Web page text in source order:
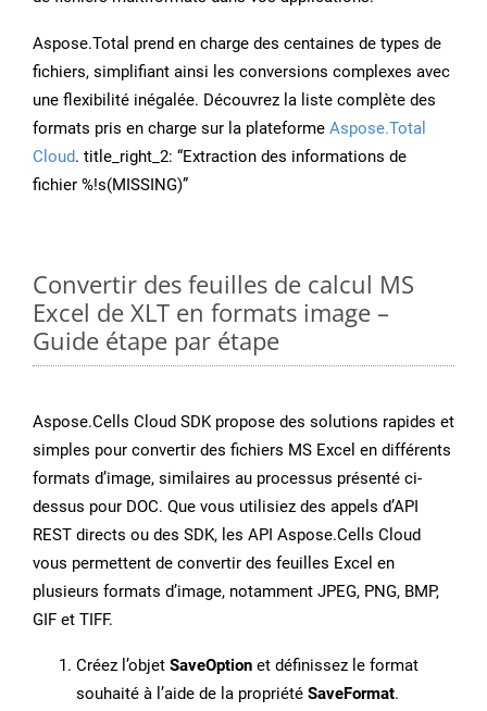
Aspose.Total prend en charge des centaines de types de
fichiers, simplifiant ainsi les conversions complexes avec
une flexibilité inégalée. Découvrez la liste complète des
formats pris en charge sur la plateforme Aspose.Total
Cloud. title_right_2: “Extraction des informations de
fichier %!s(MISSING)”
Convertir des feuilles de calcul MS
Excel de XLT en formats image –
Guide étape par étape
Aspose.Cells Cloud SDK propose des solutions rapides et
simples pour convertir des fichiers MS Excel en différents
formats d’image, similaires au processus présenté ci-
dessus pour DOC. Que vous utilisiez des appels d’API
REST directs ou des SDK, les API Aspose.Cells Cloud
vous permettent de convertir des feuilles Excel en
plusieurs formats d’image, notamment JPEG, PNG, BMP,
GIF et TIFF.
Créez l’objet SaveOption et définissez le format
souhaité à l’aide de la propriété SaveFormat.